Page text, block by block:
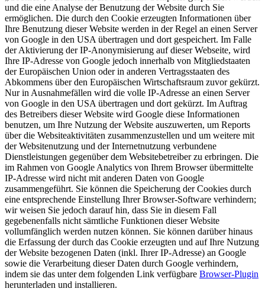
und die eine Analyse der Benutzung der Website durch Sie
ermöglichen. Die durch den Cookie erzeugten Informationen über
Ihre Benutzung dieser Website werden in der Regel an einen Server
von Google in den USA übertragen und dort gespeichert. Im Falle
der Aktivierung der IP-Anonymisierung auf dieser Webseite, wird
Ihre IP-Adresse von Google jedoch innerhalb von Mitgliedstaaten
der Europäischen Union oder in anderen Vertragsstaaten des
Abkommens über den Europäischen Wirtschaftsraum zuvor gekürzt.
Nur in Ausnahmefällen wird die volle IP-Adresse an einen Server
von Google in den USA übertragen und dort gekürzt. Im Auftrag
des Betreibers dieser Website wird Google diese Informationen
benutzen, um Ihre Nutzung der Website auszuwerten, um Reports
über die Websiteaktivitäten zusammenzustellen und um weitere mit
der Websitenutzung und der Internetnutzung verbundene
Dienstleistungen gegenüber dem Websitebetreiber zu erbringen. Die
im Rahmen von Google Analytics von Ihrem Browser übermittelte
IP-Adresse wird nicht mit anderen Daten von Google
zusammengeführt. Sie können die Speicherung der Cookies durch
eine entsprechende Einstellung Ihrer Browser-Software verhindern;
wir weisen Sie jedoch darauf hin, dass Sie in diesem Fall
gegebenenfalls nicht sämtliche Funktionen dieser Website
vollumfänglich werden nutzen können. Sie können darüber hinaus
die Erfassung der durch das Cookie erzeugten und auf Ihre Nutzung
der Website bezogenen Daten (inkl. Ihrer IP-Adresse) an Google
sowie die Verarbeitung dieser Daten durch Google verhindern,
indem sie das unter dem folgenden Link verfügbare Browser-Plugin
herunterladen und installieren.